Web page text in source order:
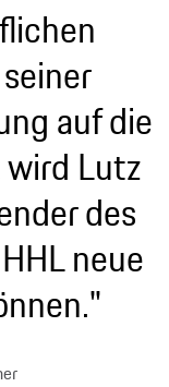
auf die
Lutz
des
neue